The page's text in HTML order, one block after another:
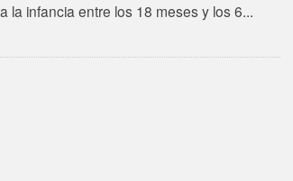
la infancia entre los 18 meses y los 6...